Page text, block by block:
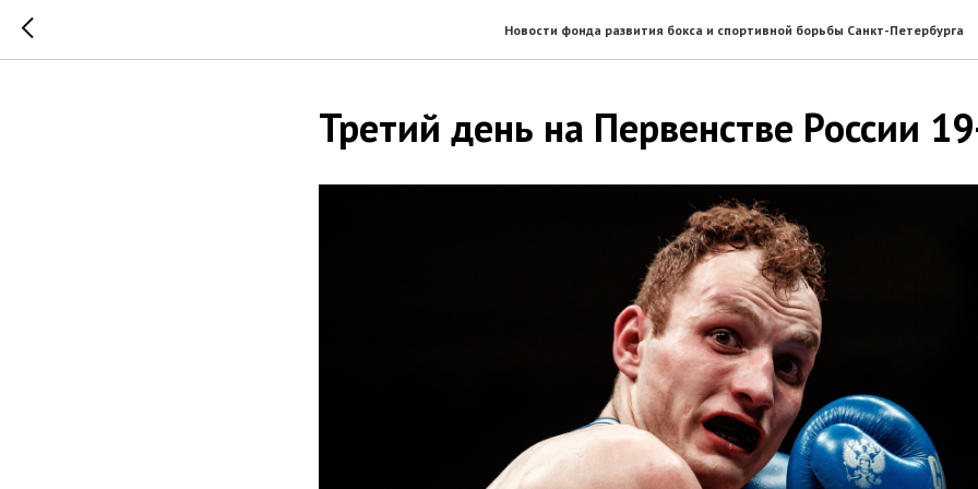
Новости фонда развития бокса и спортивной борьбы Санкт-Петербурга
Третий день на Первенстве России